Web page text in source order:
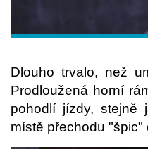
Dlouho trvalo, než
Prodloužená horní
pohodlí jízdy, stejně
místě přechodu "špic"